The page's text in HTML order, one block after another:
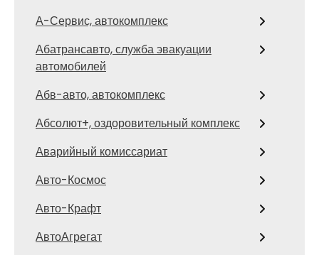
А-Сервис, автокомплекс
Абатрансавто, служба эвакуации
автомобилей
Абв-авто, автокомплекс
Абсолют+, оздоровительный комплекс
Аварийный комиссариат
Авто-Космос
Авто-Крафт
АвтоАгрегат